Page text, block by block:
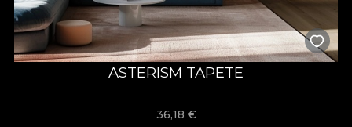
ASTERISM TAPETE
36,18 €